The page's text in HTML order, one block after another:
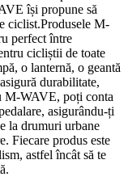
își propune să
ciclist.Produsele M-
perfect între
cicliștii de toate
o lanternă, o geantă
durabilitate,
M-WAVE, poți conta
asigurându-ți
la drumuri urbane
Fiecare produs este
astfel încât să te